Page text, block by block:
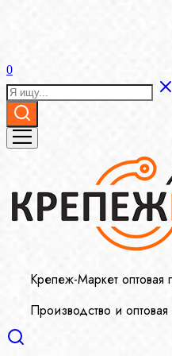
0
Крепеж-Маркет
Производство и